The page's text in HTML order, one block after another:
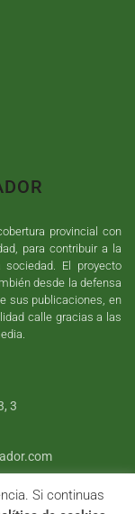
provincial con
para contribuir a la
El proyecto
desde la defensa
sus publicaciones, en
calle gracias a las
3
Si continuas